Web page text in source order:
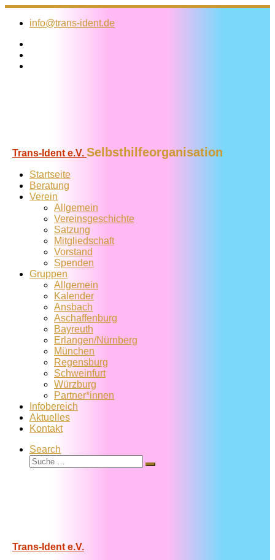
Zum
Inhalt
info@trans-ident.de
Trans-Ident e.V. Selbsthilfeorganisation
Startseite
Beratung
Verein
Allgemein
Vereins­geschichte
Satzung
Mitglied­schaft
Vorstand
Spenden
Gruppen
Allgemein
Kalender
Ansbach
Aschaffenburg
Bayreuth
Erlangen/Nürnberg
München
Regensburg
Schweinfurt
Würzburg
Partner*innen
Infobereich
Aktuelles
Kontakt
Search
Suche
Suche
Trans-Ident e.V.